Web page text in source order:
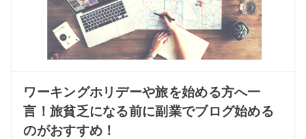
ワーキングホリデーや旅を始める方へ一
言！旅貧乏になる前に副業でブログ始める
のがおすすめ！